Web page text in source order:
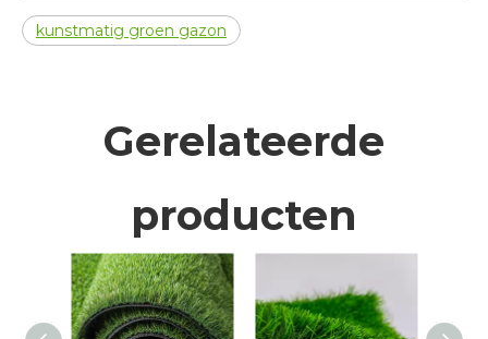
kunstmatig groen gazon
Gerelateerde
producten